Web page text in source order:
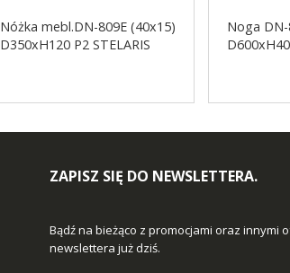
Nóżka mebl.DN-809E (40x15)
D350xH120 P2 STELARIS
Noga
ZAPISZ SIĘ DO NEWSLETTERA.
Bądź na bieżąco z promocjami oraz innymi
newslettera już dziś.